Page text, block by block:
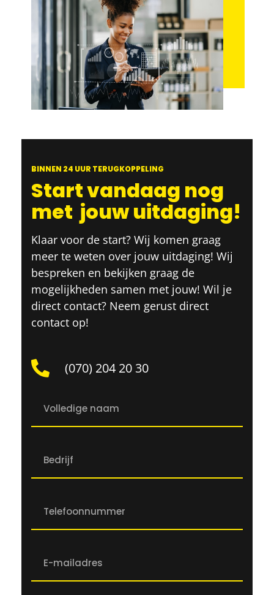
BINNEN 24 UUR TERUGKOPPELING
Start vandaag nog
met jouw uitdaging!
Klaar voor de start? Wij komen graag
meer te weten over jouw uitdaging! Wij
bespreken en bekijken graag de
mogelijkheden samen met jouw! Wil je
direct contact? Neem gerust direct
contact op!
(070) 204 20 30